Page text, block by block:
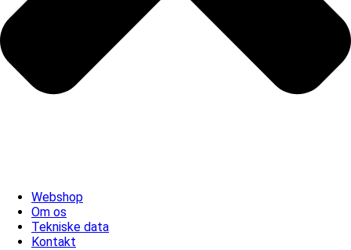
Webshop
Om os
Tekniske data
Kontakt